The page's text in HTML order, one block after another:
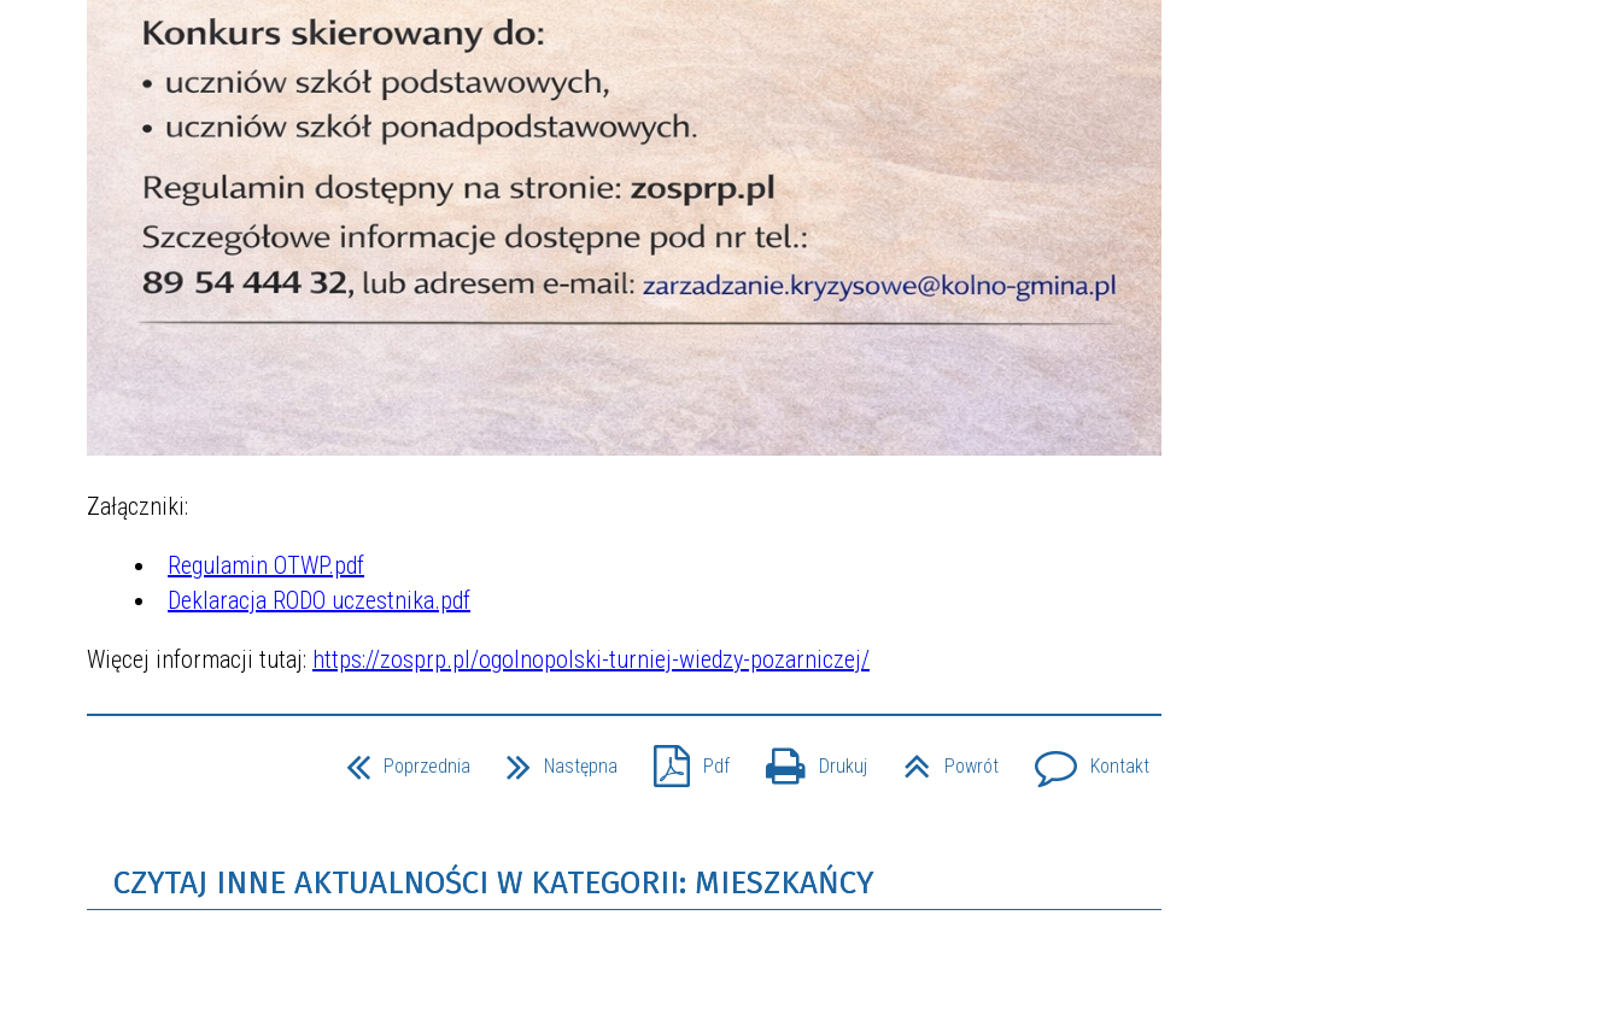
Załączniki:
Regulamin OTWP.pdf
Deklaracja RODO uczestnika.pdf
Więcej informacji tutaj: https://zosprp.pl/ogolnopolski-turniej-wiedzy-pozarniczej/
Poprzednia Następna Pdf Drukuj Powrót Kontakt
CZYTAJ INNE AKTUALNOŚCI W KATEGORII: MIESZKAŃCY